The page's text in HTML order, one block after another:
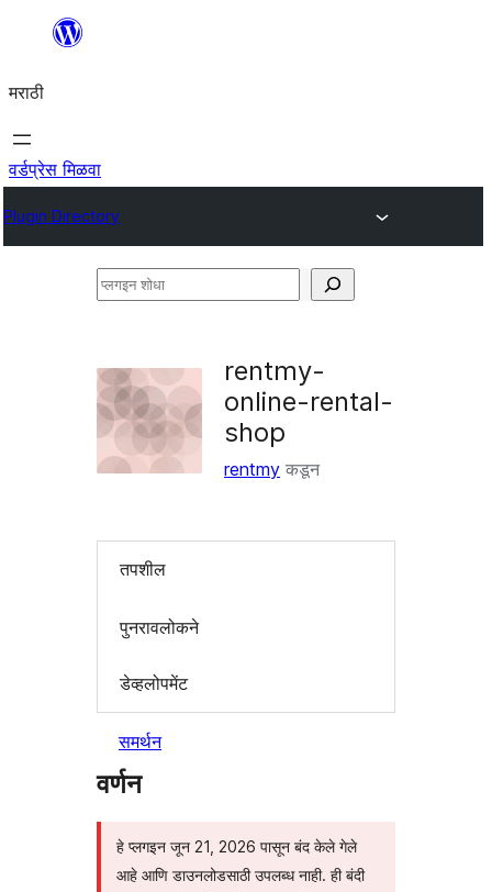
सामुग्रीवर
मराठी
वर्डप्रेस मिळवा
Plugin Directory
प्लगइन
rentmy-
online-rental-
shop
rentmy कडून
तपशील
पुनरावलोकने
डेव्हलोपमेंट
समर्थन
वर्णन
हे प्लगइन जून 21, 2026 पासून बंद केले गेले
आहे आणि डाउनलोडसाठी उपलब्ध नाही. ही बंदी